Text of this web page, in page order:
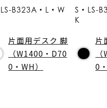
B323A・L・W
片面用デスク 脚
（W1400・D70
0・WH）
S・LS-
K
片
0